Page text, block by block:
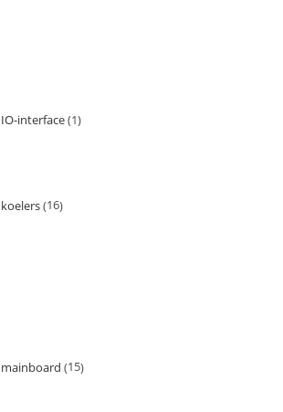
IO-interface 1
koelers 16
mainboard 15